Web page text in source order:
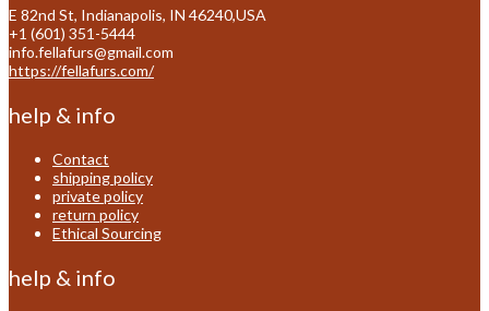
E 82nd St, Indianapolis, IN 46240,USA
+1 (601) 351-5444
info.fellafurs@gmail.com
https://fellafurs.com/
help & info
Contact
shipping policy
private policy
return policy
Ethical Sourcing
help & info